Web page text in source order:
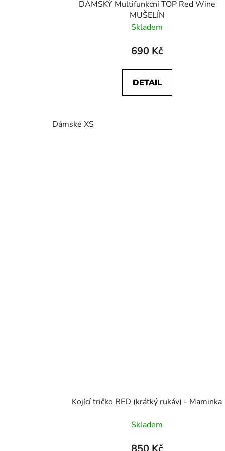
DÁMSKÝ Multifunkční TOP Red Wine
MUŠELÍN
Skladem
690 Kč
DETAIL
Dámské XS
Kojící tričko RED (krátký rukáv) - Maminka
Skladem